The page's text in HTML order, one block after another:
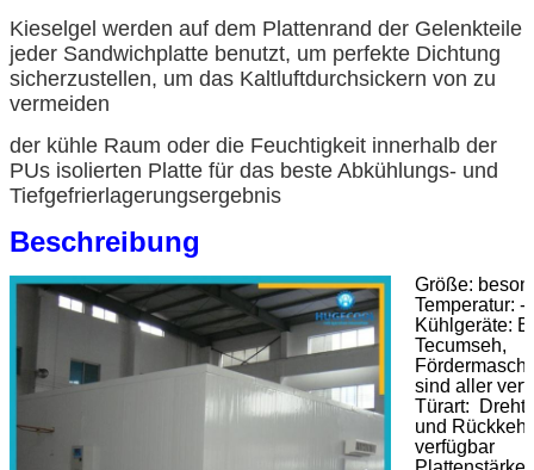
Kieselgel werden auf dem Plattenrand der Gelenkteile
jeder Sandwichplatte benutzt, um perfekte Dichtung
sicherzustellen, um das Kaltluftdurchsickern von zu
vermeiden
der kühle Raum oder die Feuchtigkeit innerhalb der
PUs isolierten Platte für das beste Abkühlungs- und
Tiefgefrierlagerungsergebnis
Beschreibung
Größe:
Temperatur: -
Kühlgeräte:
Tecumseh,
sind aller
Türart:
und
verfügbar